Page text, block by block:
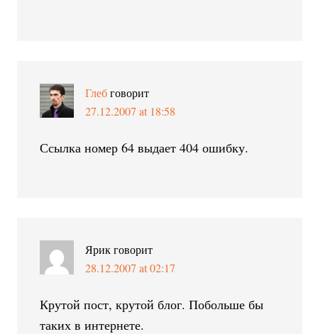
Глеб говорит
27.12.2007 at 18:58
Ссылка номер 64 выдает 404 ошибку.
Ярик говорит
28.12.2007 at 02:17
Крутой пост, крутой блог. Побольше бы
таких в интернете.